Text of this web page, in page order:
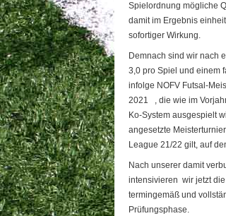
Spielordnung mögliche
damit im Ergebnis
sofortiger Wirkung.
Demnach sind wir nach
3,0 pro Spiel und einem
infolge NOFV Futsal-
2021 , die wie im
Ko-System ausgespielt
angesetzte
League 21/22 gilt, auf
Nach unserer damit
intensivieren wir jetzt
termingemäß und
Prüfungsphase.